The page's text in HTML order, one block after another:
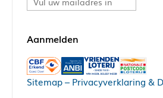
Sitemap– Privacyverklaring &